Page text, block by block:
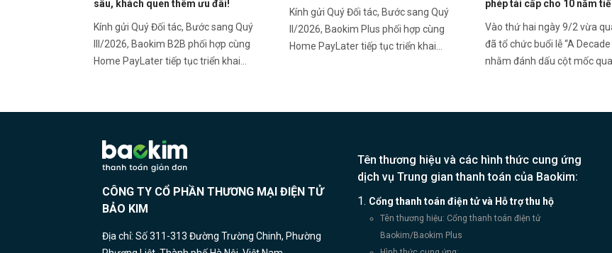
sâu, khách quen thêm ưu đãi!
Kính gửi Quý Đối tác, Bước sang Quý
III/2026, Baokim B2B phối hợp cùng
Home PayLater tiếp tục triển khai
thiết – góp phần thúc đẩy trải nghiệm
chuyển đổi tại điểm bán. HOME
PAYLATER – Ưu đãi Quý III/2026: 🎁
đơn HPL): • Giảm 10% – tối đa 500.000đ
khi chọn kỳ hạn 6 & 12 tháng • Giảm 5%
– tối đa 500.000đ khi chọn kỳ hạn 6 & 12
tháng • Giảm 3% – tối đa 200.000đ với
Kính gửi Quý Đối tác, Bước sang Quý
II/2026, Baokim Plus phối hợp cùng
Home PayLater tiếp tục triển khai
mua sắm linh hoạt và gia tăng tỷ lệ
Khách hàng mới (chưa từng phát sinh
đơn HPL): • Giảm 10% – tối đa 500.000đ
khi chọn kỳ hạn 6 & 12 tháng • Giảm 5%
– tối đa 500.000đ khi chọn kỳ hạn 6 & 12
tháng • Giảm 3% – tối đa 200.000đ với
phép tái cấp cho 10 năm
bỉ và chuẩn mực
Vào thứ hai ngày 9/2 vừa
đã tổ chức buổi lễ “A
nhằm đánh dấu cột mốc
trong lĩnh vực trung gian
không khí trang trọng với
của Ban Lãnh đạo, các cổ
đối tác và tập thể nhân sự
là dịp để Baokim nhìn lại
triển được xây dựng trên
thủ, kỷ luật vận hành và
CÔNG TY CỔ PHẦN THƯƠNG MẠI ĐIỆN TỬ
BẢO KIM
Địa chỉ: Số 311-313 Đường Trường Chinh, Phường
Tên thương hiệu và các hình thức cung ứng
dịch vụ Trung gian thanh toán của Baokim:
Cổng thanh toán điện tử và Hỗ trợ thu hộ
Tên thương hiệu: Cổng thanh toán điện tử
Baokim/Baokim Plus